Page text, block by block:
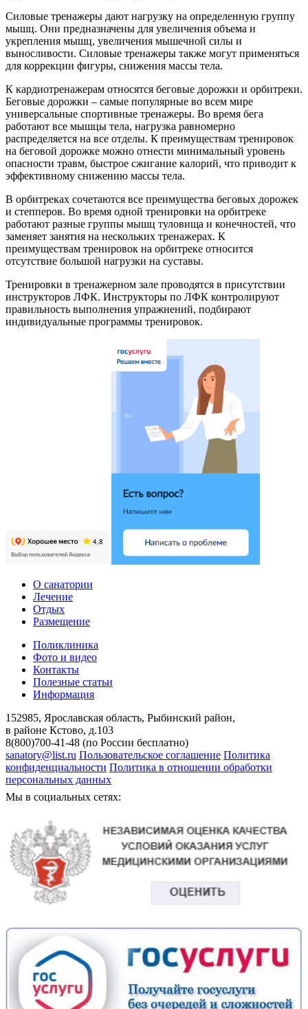
Силовые тренажеры дают нагрузку на определенную группу
мышц. Они предназначены для увеличения объема и
укрепления мышц, увеличения мышечной силы и
выносливости. Силовые тренажеры также могут применяться
для коррекции фигуры, снижения массы тела.
К кардиотренажерам относятся беговые дорожки и орбитреки.
Беговые дорожки – самые популярные во всем мире
универсальные спортивные тренажеры. Во время бега
работают все мышцы тела, нагрузка равномерно
распределяется на все отделы. К преимуществам тренировок
на беговой дорожке можно отнести минимальный уровень
опасности травм, быстрое сжигание калорий, что приводит к
эффективному снижению массы тела.
В орбитреках сочетаются все преимущества беговых дорожек
и степперов. Во время одной тренировки на орбитреке
работают разные группы мышц туловища и конечностей, что
заменяет занятия на нескольких тренажерах. К
преимуществам тренировок на орбитреке относится
отсутствие большой нагрузки на суставы.
Тренировки в тренажерном зале проводятся в присутствии
инструкторов ЛФК. Инструкторы по ЛФК контролируют
правильность выполнения упражнений, подбирают
индивидуальные программы тренировок.
О санатории
Лечение
Отдых
Размещение
Поликлиника
Фото и видео
Контакты
Полезные статьи
Информация
152985, Ярославская область, Рыбинский район,
в районе Кстово, д.103
8(800)700-41-48 (по России бесплатно)
sanatory@list.ru Пользовательское соглашение Политика
конфиденциальности Политика в отношении обработки
персональных данных
Мы в социальных сетях: